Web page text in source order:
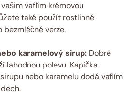
vaflím krémovou
také použít rostlinné
verze.
karamelový sirup: Dobré
lahodnou polevu. Kapička
nebo karamelu dodá vaflím